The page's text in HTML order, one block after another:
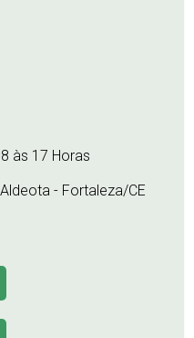
às 17 Horas
- Fortaleza/CE